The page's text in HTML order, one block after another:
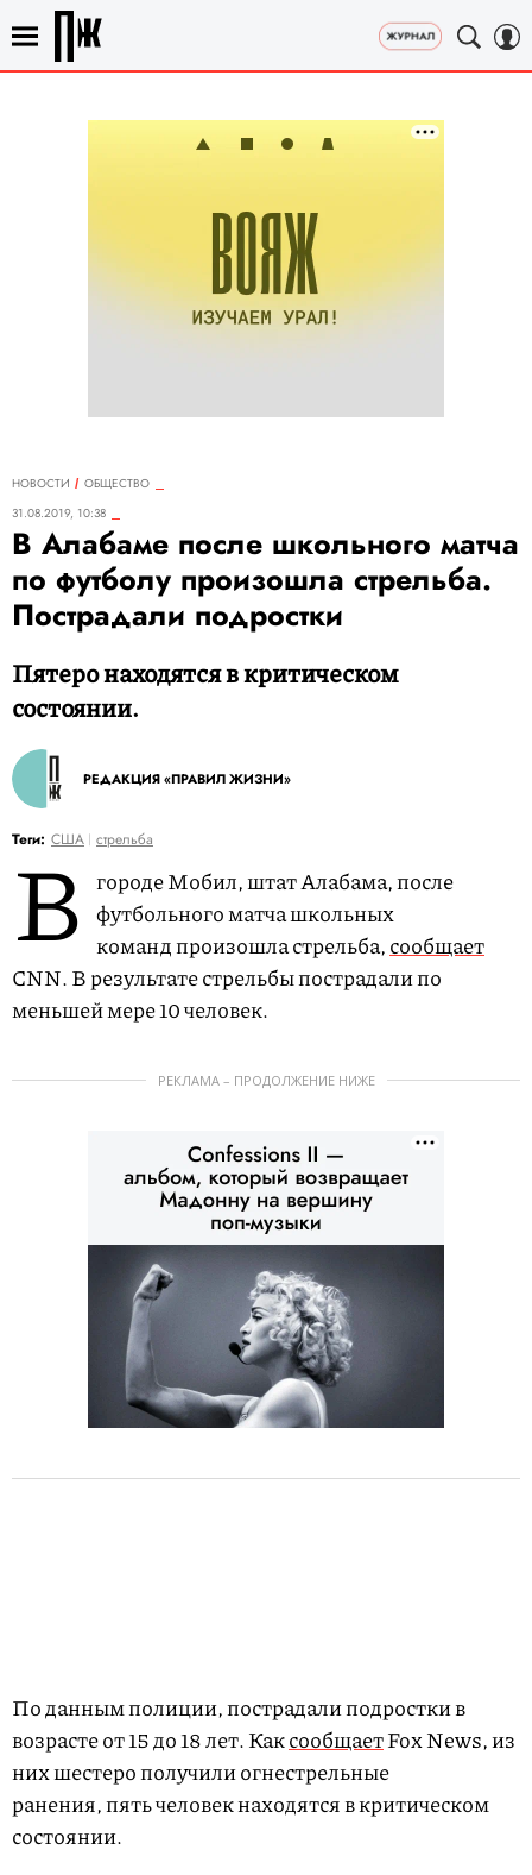
НОВОСТИ
ОБЩЕСТВО
31.08.2019, 10:38
В Алабаме после школьного матча
по футболу произошла стрельба.
Пострадали подростки
Пятеро находятся в критическом
состоянии.
РЕДАКЦИЯ «ПРАВИЛ ЖИЗНИ»
Теги: США стрельба
В городе Мобил, штат Алабама, после
футбольного матча школьных
команд произошла стрельба,сообщает
CNN. В результате стрельбы пострадали по
меньшей мере 10 человек.
РЕКЛАМА – ПРОДОЛЖЕНИЕ НИЖЕ
По данным полиции, пострадали подростки в
возрасте от 15 до 18 лет. КаксообщаетFox News, из
них шестеро получили огнестрельные
ранения, пять человек находятся в критическом
состоянии.